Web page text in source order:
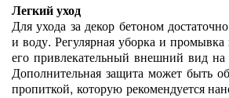
Легкий уход
Для ухода за декор бетоном
и воду. Регулярная уборка и
его привлекательный внешний вид на
Дополнительная защита может быть
пропиткой, которую рекомендуется